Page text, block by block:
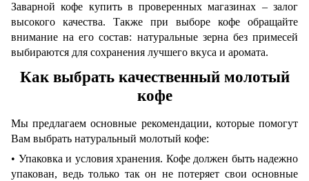
Заварной кофе купить в проверенных магазинах – залог
высокого качества. Также при выборе кофе обращайте
внимание на его состав: натуральные зерна без примесей
выбираются для сохранения лучшего вкуса и аромата.
Как выбрать качественный молотый
кофе
Мы предлагаем основные рекомендации, которые помогут
Вам выбрать натуральный молотый кофе:
• Упаковка и условия хранения. Кофе должен быть надежно
упакован, ведь только так он не потеряет свои основные